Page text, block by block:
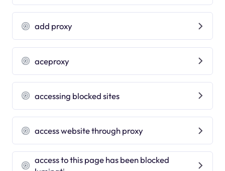
add proxy
aceproxy
accessing blocked sites
access website through proxy
access to this page has been blocked